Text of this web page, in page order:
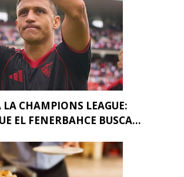
CHAMPIONS LEAGUE:
EL FENERBAHCE BUSCA...